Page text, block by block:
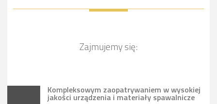
Zajmujemy się:
Kompleksowym zaopatrywaniem w wysokiej
jakości urządzenia i materiały spawalnicze